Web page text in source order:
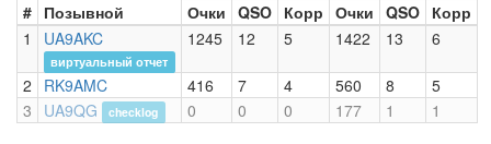
# Позывной
Очки QSO Корр Очки QSO Корр
1
UA9AKC
виртуальный отчет
1245 12 5 1422 13 6
2 RK9AMC 416 7 4 560 8
5
3
UA9QG checklog 0 0 0 177 1 1